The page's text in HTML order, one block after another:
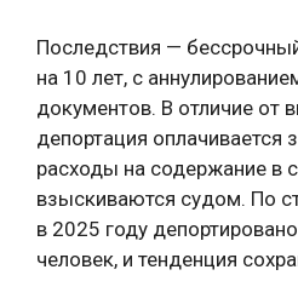
Последствия —
на 10 лет, с
документов. В отличие от
депортация оплачивается
расходы на содержание в
взыскиваются судом. По
в 2025 году
человек, и тенденция